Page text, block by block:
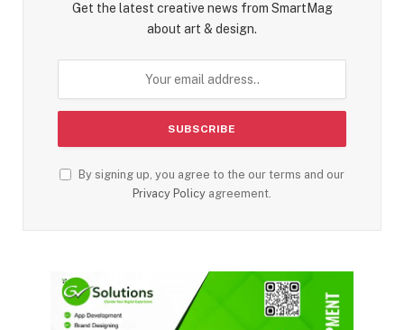
Get the latest creative news from SmartMag
about art & design.
By signing up, you agree to the our terms and our
Privacy Policy agreement.